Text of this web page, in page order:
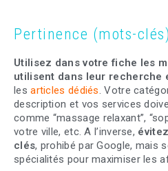
Pertinence (mots-clés)
Utilisez dans votre fiche les
utilisent dans leur recherche
lesarticles dédiés. Votre
description et vos services
comme “massage relaxant”,
votre ville, etc. A l’inverse,
clés, prohibé par Google, mais
spécialités pour maximiser les